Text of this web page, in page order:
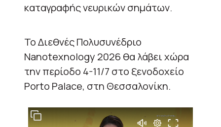
καταγραφής νευρικών σημάτων.
Το Διεθνές Πολυσυνέδριο
Nanotexnology 2026 θα λάβει χώρα
την περίοδο 4-11/7 στο ξενοδοχείο
Porto Palace, στη Θεσσαλονίκη.